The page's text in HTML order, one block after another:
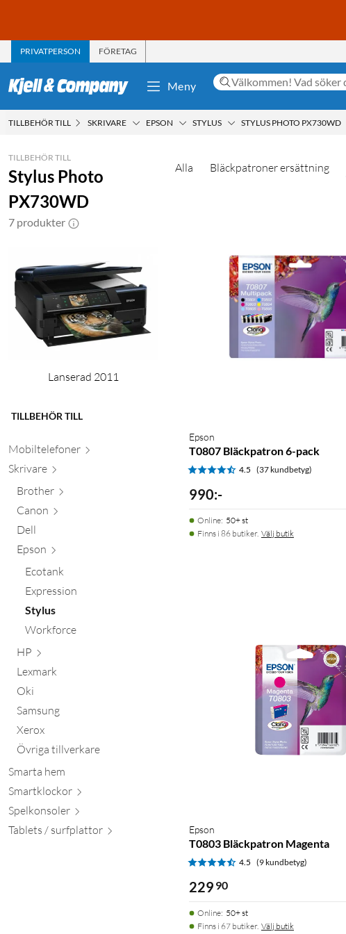
PRIVATPERSON FÖRETAG
Meny
TILLBEHÖR TILL SKRIVARE EPSON STYLUS STYLUS PHOTO PX730WD
TILLBEHÖR TILL
Stylus Photo
PX730WD
7 produkter
Lanserad 2011
TILLBEHÖR TILL
Mobiltelefoner
Skrivare
Brother
Canon
Dell
Epson
Ecotank
Expression
Stylus
Workforce
HP
Lexmark
Oki
Samsung
Xerox
Övriga tillverkare
Smarta hem
Smartklockor
Spelkonsoler
Tablets / surfplattor
Alla Bläckpatroner ersättning
Epson
T0807 Bläckpatron 6-pack
4.5 (37 kundbetyg)
990:-
Online: 50+ st
Finns i 86 butiker. Välj butik
Epson
T0803 Bläckpatron Magenta
4.5 (9 kundbetyg)
229 90
Online: 50+ st
Finns i 67 butiker. Välj butik